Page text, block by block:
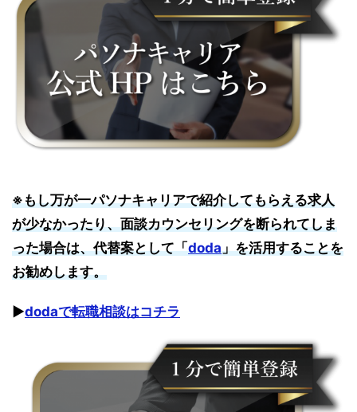
※もし万が一パソナキャリアで紹介してもらえる求人
が少なかったり、面談カウンセリングを断られてしま
った場合は、代替案として「doda」を活用することを
お勧めします。
▶︎dodaで転職相談はコチラ